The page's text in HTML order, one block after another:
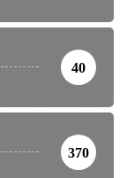
40
370